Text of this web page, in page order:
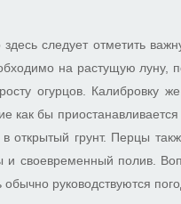
следует отметить
на растущую луну,
огурцов. Калибровку
как бы
открытый грунт. Перцы
и своевременный полив.
руководствуются